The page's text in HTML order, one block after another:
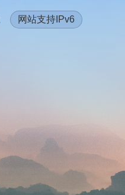
网站支持IPv6